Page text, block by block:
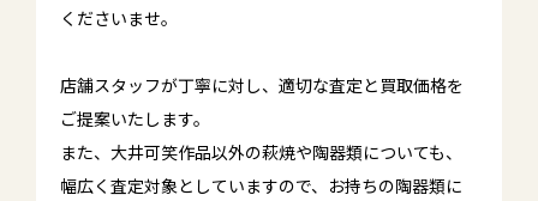
くださいませ。
店舗スタッフが丁寧に対し、適切な査定と買取価格を
ご提案いたします。
また、大井可笑作品以外の萩焼や陶器類についても、
幅広く査定対象としていますので、お持ちの陶器類に